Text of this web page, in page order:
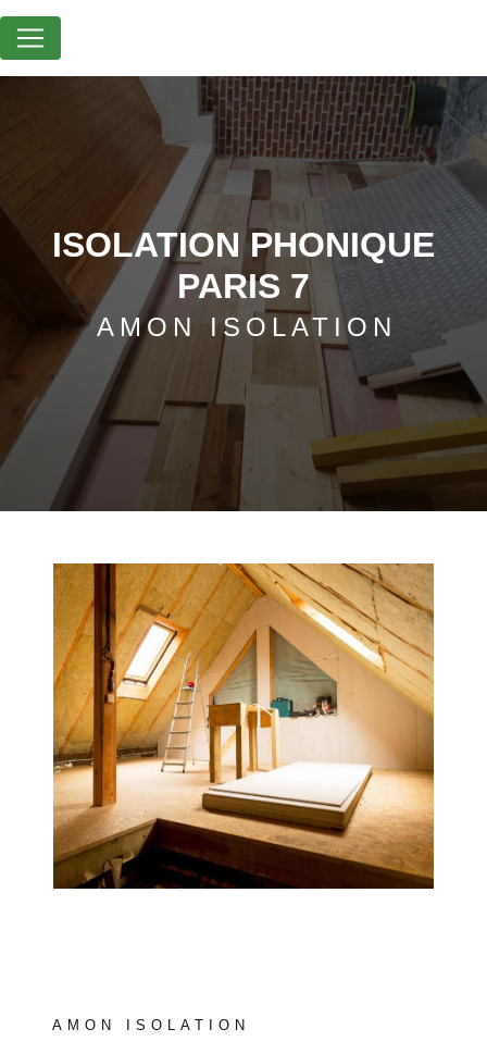
ISOLATION PHONIQUE
PARIS 7
AMON ISOLATION
AMON ISOLATION
Panneau de gestion des cookies